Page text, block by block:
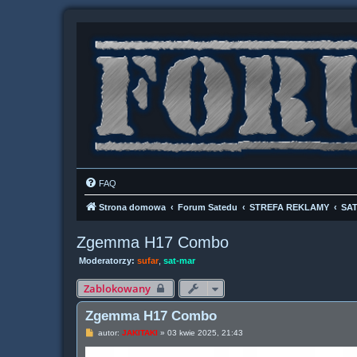
FAQ
Strona domowa Forum Satedu STREFA REKLAMY
Zgemma H17 Combo
Moderatorzy: sufar sat-mar
Zablokowany
Zgemma H17 Combo
Pautor: JAKITAKI » 03 kwie 2025, 21:43